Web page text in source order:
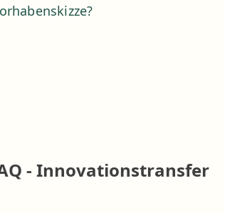
- Innovationstransfer